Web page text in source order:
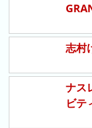
と)
年
志村
ナス
ビテ